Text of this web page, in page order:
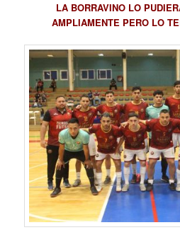
LA BORRAVINO LO
AMPLIAMENTE PERO LO